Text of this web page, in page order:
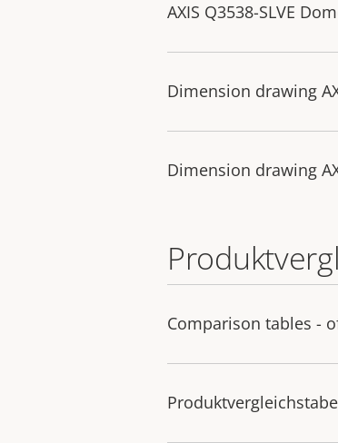
AXIS Q3538-SLVE
Dimension drawing
Dimension drawing
Comparison tables -